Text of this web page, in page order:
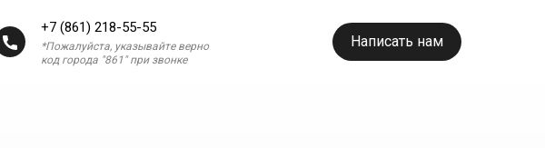
+7 (861) 218-55-55
*Пожалуйста, указывайте верно
код города "861" при звонке
Написать нам